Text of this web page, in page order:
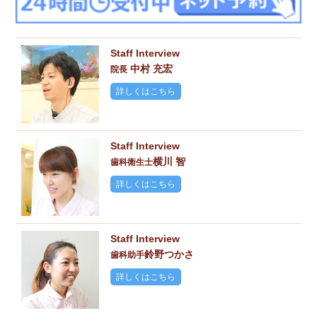
Staff Interview
院長 中村 充宏
詳しくはこちら
Staff Interview
歯科衛生士横川 智
詳しくはこちら
Staff Interview
歯科助手鈴野つかさ
詳しくはこちら